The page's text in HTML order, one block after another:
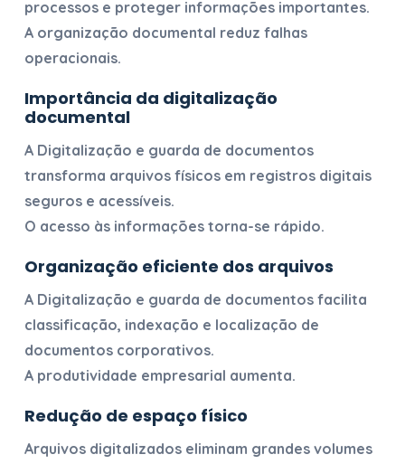
processos e proteger informações importantes.
A organização documental reduz falhas
operacionais.
Importância da digitalização
documental
A Digitalização e guarda de documentos
transforma arquivos físicos em registros digitais
seguros e acessíveis.
O acesso às informações torna-se rápido.
Organização eficiente dos arquivos
A Digitalização e guarda de documentosfacilita
classificação, indexação e localização de
documentos corporativos.
A produtividade empresarial aumenta.
Redução de espaço físico
Arquivos digitalizados eliminam grandes volumes